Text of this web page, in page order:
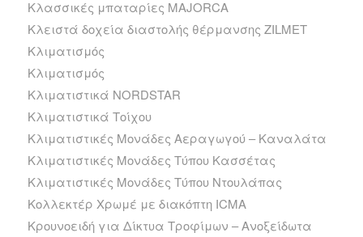
Κλασσικές μπαταρίες MAJORCA
Κλειστά δοχεία διαστολής θέρμανσης ZILMET
Κλιματισμός
Κλιματισμός
Κλιματιστικά NORDSTAR
Κλιματιστικά Τοίχου
Κλιματιστικές Μονάδες Αεραγωγού – Καναλάτα
Κλιματιστικές Μονάδες Τύπου Κασσέτας
Κλιματιστικές Μονάδες Τύπου Ντουλάπας
Κολλεκτέρ Χρωμέ με διακόπτη ICMA
Κρουνοειδή για Δίκτυα Τροφίμων – Ανοξείδωτα